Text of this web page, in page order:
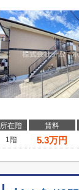
所在階 賃料
1階
5.3万円